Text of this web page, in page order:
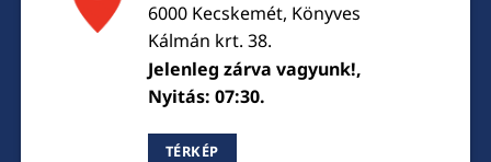
6000 Kecskemét, Könyves
Kálmán krt. 38.
Jelenleg zárva vagyunk!,
Nyitás: 07:30.
TÉRKÉP